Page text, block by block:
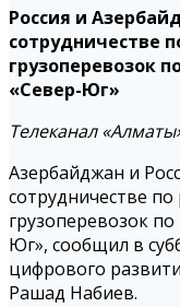
Россия и
сотрудничестве
грузоперевозок
«Север-Юг»
Телеканал
Азербайджан и
сотрудничестве
грузоперевозок
Юг», сообщил в
цифрового
Рашад Набиев.